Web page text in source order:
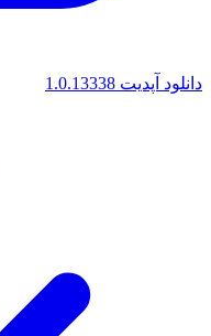
دانلود آپدیت 1.0.13338